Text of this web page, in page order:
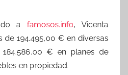
afamosos.info, Vicenta
de 194.495,00 € en diversas
184.586,00 € en planes de
en propiedad.